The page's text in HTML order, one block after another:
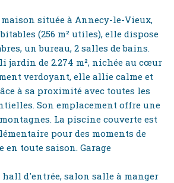
maison située à Annecy-le-Vieux,
(256 m² utiles), elle dispose
un bureau, 2 salles de bains.
jardin de 2.274 m², nichée au cœur
verdoyant, elle allie calme et
à sa proximité avec toutes les
Son emplacement offre une
La piscine couverte est
pour des moments de
en toute saison. Garage
hall d'entrée, salon salle à manger